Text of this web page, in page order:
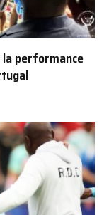
la performance